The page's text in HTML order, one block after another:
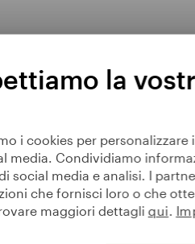
la
i cookies per
media. Condividiamo
social media e analisi. I
che fornisci loro o che
maggiori dettagli qui.